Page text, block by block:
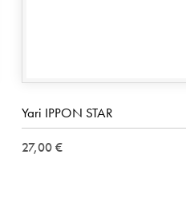
Yari IPPON STAR
27,00 €